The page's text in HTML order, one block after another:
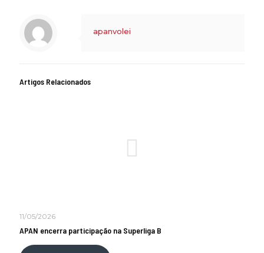
apanvolei
Artigos Relacionados
11/05/2026
APAN encerra participação na Superliga B